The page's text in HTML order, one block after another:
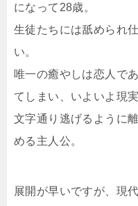
になって28歳。
生徒たちには舐められ
い。
唯一の癒やしは恋人で
てしまい、いよいよ現
文字通り逃げるように
める主人公。
展開が早いですが、現